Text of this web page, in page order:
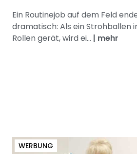
Ein Routinejob auf dem Feld
dramatisch: Als ein Strohballen
Rollen gerät, wird ei... | mehr
WERBUNG